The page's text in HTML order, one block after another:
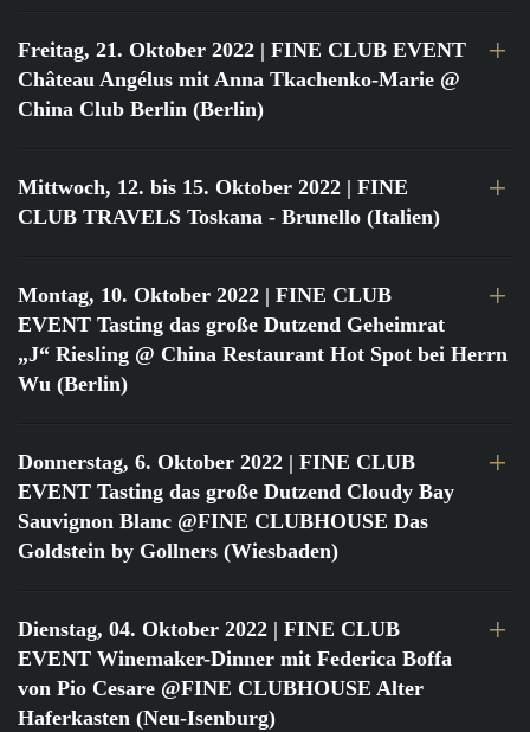
Freitag, 21. Oktober 2022 | FINE CLUB EVENT
Château Angélus mit Anna Tkachenko-Marie @
China Club Berlin (Berlin)
Mittwoch, 12. bis 15. Oktober 2022 | FINE
CLUB TRAVELS Toskana - Brunello (Italien)
Montag, 10. Oktober 2022 | FINE CLUB
EVENT Tasting das große Dutzend Geheimrat
„J“ Riesling @ China Restaurant Hot Spot bei Herrn
Wu (Berlin)
Donnerstag, 6. Oktober 2022 | FINE CLUB
EVENT Tasting das große Dutzend Cloudy Bay
Sauvignon Blanc @FINE CLUBHOUSE Das
Goldstein by Gollners (Wiesbaden)
Dienstag, 04. Oktober 2022 | FINE CLUB
EVENT Winemaker-Dinner mit Federica Boffa
von Pio Cesare @FINE CLUBHOUSE Alter
Haferkasten (Neu-Isenburg)